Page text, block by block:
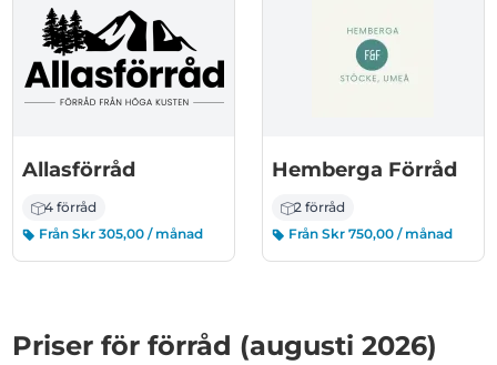
Allasförråd
4 förråd
Från Skr 305,00 / månad
Hemberga Förråd
2 förråd
Från Skr 750,00 / månad
Priser för förråd (augusti 2026)